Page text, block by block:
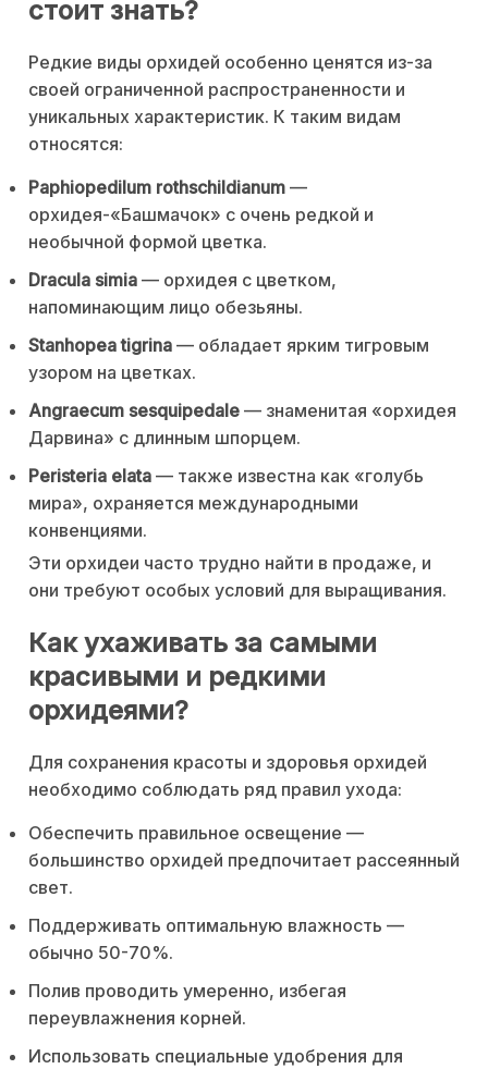
стоит знать?
Редкие виды орхидей особенно ценятся из-за
своей ограниченной распространенности и
уникальных характеристик. К таким видам
относятся:
Paphiopedilum rothschildianum —
орхидея-«Башмачок» с очень редкой и
необычной формой цветка.
Dracula simia — орхидея с цветком,
напоминающим лицо обезьяны.
Stanhopea tigrina — обладает ярким тигровым
узором на цветках.
Angraecum sesquipedale — знаменитая «орхидея
Дарвина» с длинным шпорцем.
Peristeria elata — также известна как «голубь
мира», охраняется международными
конвенциями.
Эти орхидеи часто трудно найти в продаже, и
они требуют особых условий для выращивания.
Как ухаживать за самыми
красивыми и редкими
орхидеями?
Для сохранения красоты и здоровья орхидей
необходимо соблюдать ряд правил ухода:
Обеспечить правильное освещение —
большинство орхидей предпочитает рассеянный
свет.
Поддерживать оптимальную влажность —
обычно 50-70%.
Полив проводить умеренно, избегая
переувлажнения корней.
Использовать специальные удобрения для